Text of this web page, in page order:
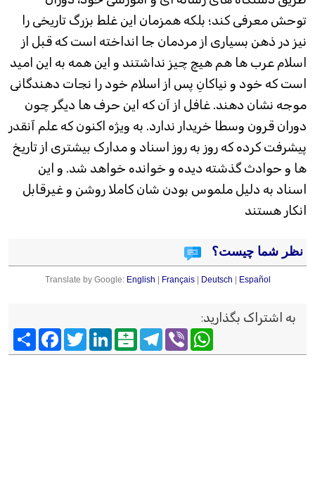
توحش معرفی کند؛ بلکه همزمان این غلط بزرگ تاریخی را
نیز در ذهن بسیاری از مردمان جا انداخته است که قبل از
اسلام عرب ها هم هیچ چیز نداشتند و این همه به این امید
است که خود و نیاکانِ پس از اسلام خود را نجات دهندگانی
موجه نشان دهند. غافل از آن که این حرف ها دیگر چون
دوران قرون وسطا خریدار ندارد. به ويژه اکنون که علم آنقدر
پیشرفت کرده که روز به روز اسناد و مدارک بیشتری از تاریخ
ها و حوادث گذشته دیده و خوانده خواهد شد. و این
اسناد به دلیل ملموس بودن شان کاملا روشن و غیرقابل
انکار هستند
نظر شما چیست؟
Translate by Google: English Français| Deutsch Español
به اشتراک بگذارید:
FacebookTwitter
LinkedInBalatarin
TelegramViber
WhatsApp